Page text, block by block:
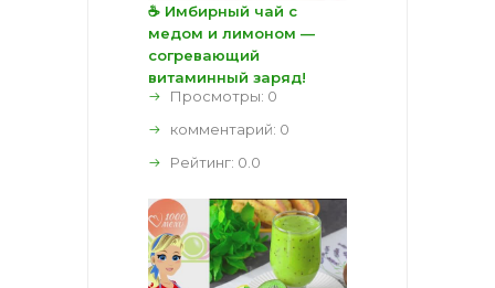
☕ Имбирный чай с
медом и лимоном —
согревающий
витаминный заряд!
Просмотры: 0
комментарий: 0
Рейтинг: 0.0